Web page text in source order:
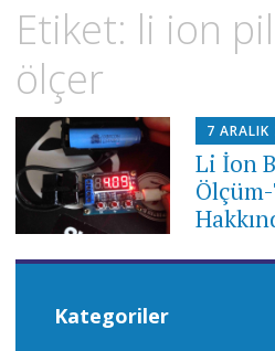
to
Etiket: li ion
ölçer
7 ARALIK
Li İon
Kategoriler